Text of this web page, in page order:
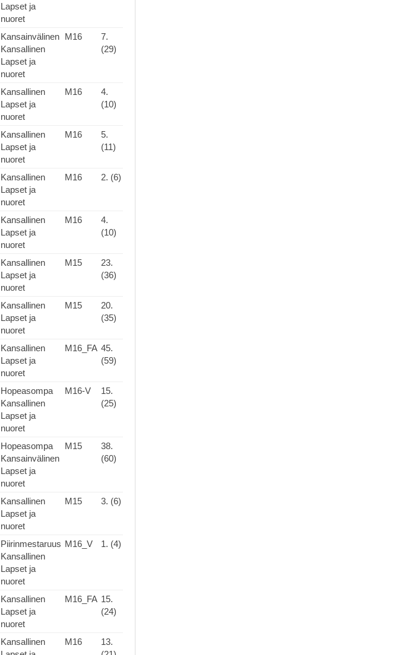
Lapset ja
nuoret
Kansainvälinen
Kansallinen
Lapset ja
nuoret
M16
7.
(29)
Kansallinen
Lapset ja
nuoret
M16
4.
(10)
Kansallinen
Lapset ja
nuoret
M16
5.
(11)
Kansallinen
Lapset ja
nuoret
M16 2. (6)
Kansallinen
Lapset ja
nuoret
M16
4.
(10)
Kansallinen
Lapset ja
nuoret
M15
23.
(36)
Kansallinen
Lapset ja
nuoret
M15
20.
(35)
Kansallinen
Lapset ja
nuoret
M16_FA 45.
(59)
Hopeasompa
Kansallinen
Lapset ja
nuoret
M16-V
15.
(25)
Hopeasompa
Kansainvälinen
Lapset ja
nuoret
M15
38.
(60)
Kansallinen
Lapset ja
nuoret
M15 3. (6)
Piirinmestaruus
Kansallinen
Lapset ja
nuoret
M16_V 1. (4)
Kansallinen
Lapset ja
nuoret
M16_FA 15.
(24)
Kansallinen
M16
13.